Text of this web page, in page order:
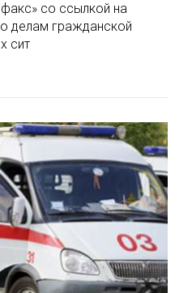
со ссылкой на
делам гражданской
сит